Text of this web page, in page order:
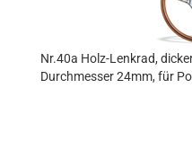
Nr.40a Holz-Lenkrad,
Durchmesser 24mm, für